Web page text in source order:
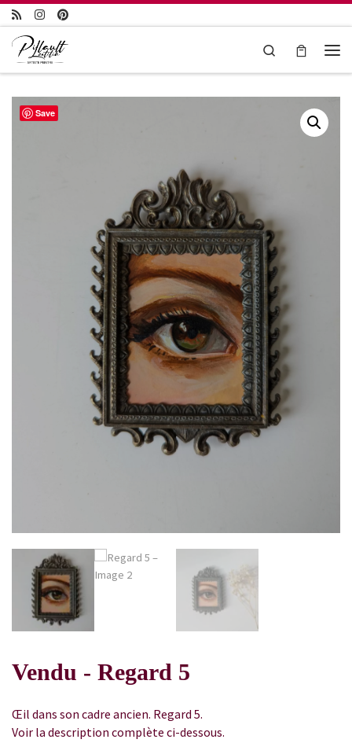
Passer au contenu
Search
Save
Vendu - Regard 5
Œil dans son cadre ancien. Regard 5.
Voir la description complète ci-dessous.